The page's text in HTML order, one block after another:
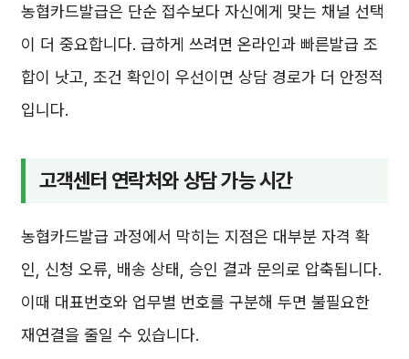
농협카드발급은 단순 접수보다 자신에게 맞는 채널 선택
이 더 중요합니다. 급하게 쓰려면 온라인과 빠른발급 조
합이 낫고, 조건 확인이 우선이면 상담 경로가 더 안정적
입니다.
고객센터 연락처와 상담 가능 시간
농협카드발급 과정에서 막히는 지점은 대부분 자격 확
인, 신청 오류, 배송 상태, 승인 결과 문의로 압축됩니다.
이때 대표번호와 업무별 번호를 구분해 두면 불필요한
재연결을 줄일 수 있습니다.